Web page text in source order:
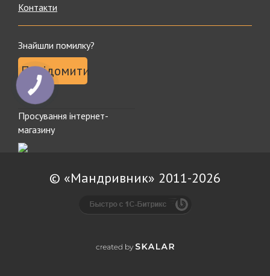
Контакти
Знайшли помилку?
Повідомити
Просування інтернет-
магазину
© «Мандривник» 2011-2026